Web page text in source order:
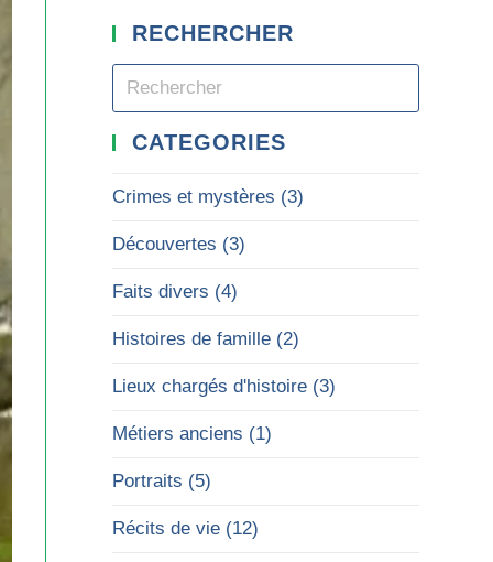
RECHERCHER
CATEGORIES
Crimes et mystères (3)
Découvertes (3)
Faits divers (4)
Histoires de famille (2)
Lieux chargés d'histoire (3)
Métiers anciens (1)
Portraits (5)
Récits de vie (12)